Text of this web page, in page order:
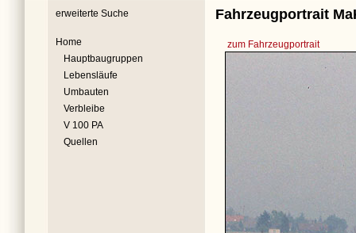
erweiterte Suche
Home
Hauptbaugruppen
Lebensläufe
Umbauten
Verbleibe
V 100 PA
Quellen
Fahrzeugportrait
zum Fahrzeugportrait